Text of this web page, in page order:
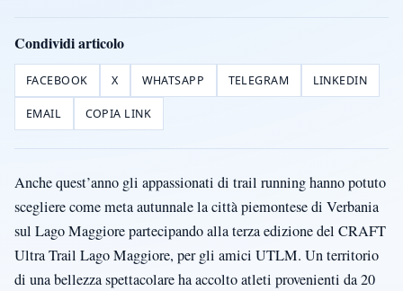
Condividi articolo
FACEBOOK X WHATSAPP TELEGRAM LINKEDIN
EMAIL COPIA LINK
Anche quest’anno gli appassionati di trail running hanno potuto
scegliere come meta autunnale la città piemontese di Verbania
sul Lago Maggiore partecipando alla terza edizione del CRAFT
Ultra Trail Lago Maggiore, per gli amici UTLM. Un territorio
di una bellezza spettacolare ha accolto atleti provenienti da 20